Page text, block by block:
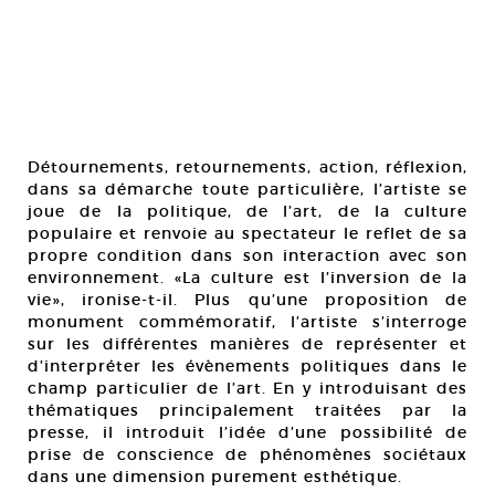
Détournements, retournements, action, réflexion,
dans sa démarche toute particulière, l’artiste se
joue de la politique, de l’art, de la culture
populaire et renvoie au spectateur le reflet de sa
propre condition dans son interaction avec son
environnement. «La culture est l’inversion de la
vie», ironise-t-il. Plus qu’une proposition de
monument commémoratif, l’artiste s’interroge
sur les différentes manières de représenter et
d’interpréter les évènements politiques dans le
champ particulier de l’art. En y introduisant des
thématiques principalement traitées par la
presse, il introduit l’idée d’une possibilité de
prise de conscience de phénomènes sociétaux
dans une dimension purement esthétique.